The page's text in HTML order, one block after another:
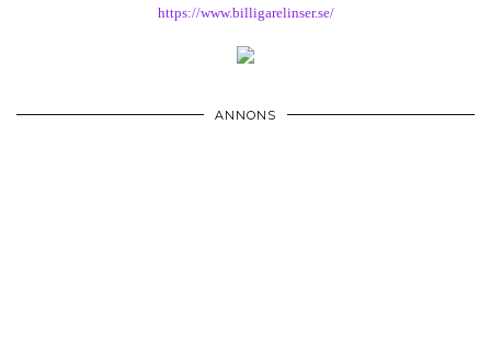
https://www.billigarelinser.se/
ANNONS